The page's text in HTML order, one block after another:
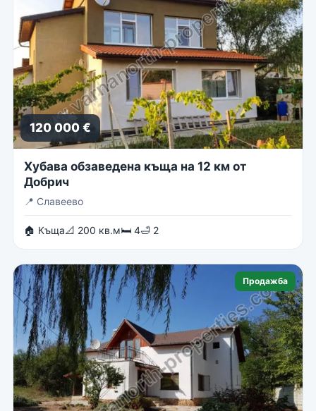
120 000 €
Хубава обзаведена къща на 12 км от
Добрич
📍 Славеево
🏠 Къща📐 200 кв.м🛏 4🛁 2
Продажба